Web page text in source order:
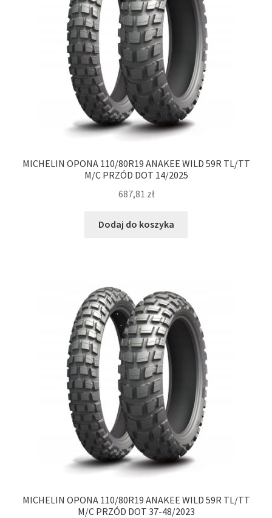
MICHELIN OPONA 110/80R19 ANAKEE WILD 59R TL/TT
M/C PRZÓD DOT 14/2025
687,81 zł
Dodaj do koszyka
MICHELIN OPONA 110/80R19 ANAKEE WILD 59R TL/TT
M/C PRZÓD DOT 37-48/2023